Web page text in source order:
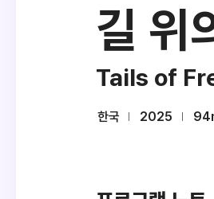
길 위
Tails of
한국 2025